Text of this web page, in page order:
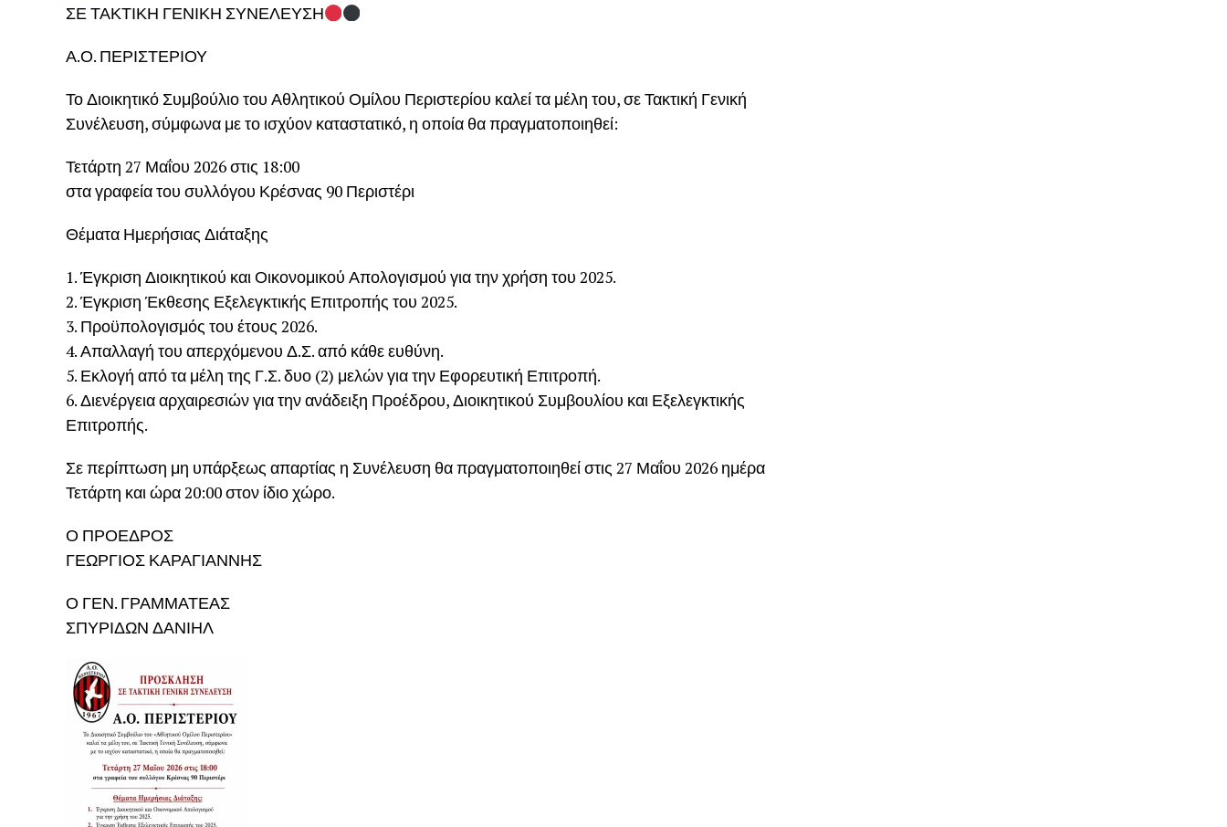
ΣΕ ΤΑΚΤΙΚΗ ΓΕΝΙΚΗ ΣΥΝΕΛΕΥΣΗ
Α.Ο. ΠΕΡΙΣΤΕΡΙΟΥ
Το Διοικητικό Συμβούλιο του Αθλητικού Ομίλου Περιστερίου καλεί τα μέλη του, σε Τακτική Γενική
Συνέλευση, σύμφωνα με το ισχύον καταστατικό, η οποία θα πραγματοποιηθεί:
Τετάρτη 27 Μαΐου 2026 στις 18:00
στα γραφεία του συλλόγου Κρέσνας 90 Περιστέρι
Θέματα Ημερήσιας Διάταξης
1. Έγκριση Διοικητικού και Οικονομικού Απολογισμού για την χρήση του 2025.
2. Έγκριση Έκθεσης Εξελεγκτικής Επιτροπής του 2025.
3. Προϋπολογισμός του έτους 2026.
4. Απαλλαγή του απερχόμενου Δ.Σ. από κάθε ευθύνη.
5. Εκλογή από τα μέλη της Γ.Σ. δυο (2) μελών για την Εφορευτική Επιτροπή.
6. Διενέργεια αρχαιρεσιών για την ανάδειξη Προέδρου, Διοικητικού Συμβουλίου και Εξελεγκτικής
Επιτροπής.
Σε περίπτωση μη υπάρξεως απαρτίας η Συνέλευση θα πραγματοποιηθεί στις 27 Μαΐου 2026 ημέρα
Τετάρτη και ώρα 20:00 στον ίδιο χώρο.
Ο ΠΡΟΕΔΡΟΣ
ΓΕΩΡΓΙΟΣ ΚΑΡΑΓΙΑΝΝΗΣ
Ο ΓΕΝ. ΓΡΑΜΜΑΤΕΑΣ
ΣΠΥΡΙΔΩΝ ΔΑΝΙΗΛ